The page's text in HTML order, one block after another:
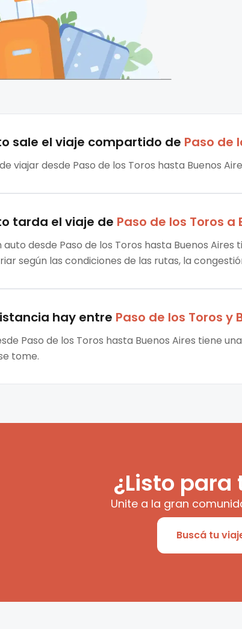
sale el viaje compartido de Paso de
viajar desde Paso de los Toros hasta Buenos
tarda el viaje de Paso de los Toros a
auto desde Paso de los Toros hasta Buenos
según las condiciones de las rutas, la
hay entre Paso de los Toros y
Paso de los Toros hasta Buenos Aires tiene
tome.
¿Listo
Unite a la gran
Buscá tu